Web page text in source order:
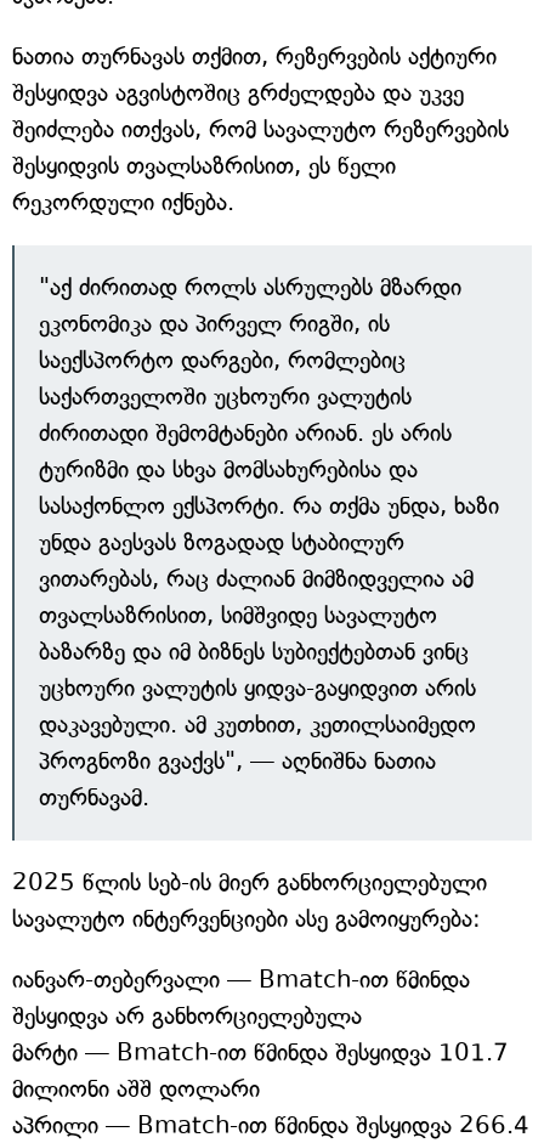
ნათია თურნავას თქმით, რეზერვების აქტიური
შესყიდვა აგვისტოშიც გრძელდება და უკვე
შეიძლება ითქვას, რომ სავალუტო რეზერვების
შესყიდვის თვალსაზრისით, ეს წელი
რეკორდული იქნება.
"აქ ძირითად როლს ასრულებს მზარდი
ეკონომიკა და პირველ რიგში, ის
საექსპორტო დარგები, რომლებიც
საქართველოში უცხოური ვალუტის
ძირითადი შემომტანები არიან. ეს არის
ტურიზმი და სხვა მომსახურებისა და
სასაქონლო ექსპორტი. რა თქმა უნდა, ხაზი
უნდა გაესვას ზოგადად სტაბილურ
ვითარებას, რაც ძალიან მიმზიდველია ამ
თვალსაზრისით, სიმშვიდე სავალუტო
ბაზარზე და იმ ბიზნეს სუბიექტებთან ვინც
უცხოური ვალუტის ყიდვა-გაყიდვით არის
დაკავებული. ამ კუთხით, კეთილსაიმედო
პროგნოზი გვაქვს", — აღნიშნა ნათია
თურნავამ.
2025 წლის სებ-ის მიერ განხორციელებული
სავალუტო ინტერვენციები ასე გამოიყურება:
იანვარ-თებერვალი — Bmatch-ით წმინდა
შესყიდვა არ განხორციელებულა
მარტი — Bmatch-ით წმინდა შესყიდვა 101.7
მილიონი აშშ დოლარი
აპრილი — Bmatch-ით წმინდა შესყიდვა 266.4